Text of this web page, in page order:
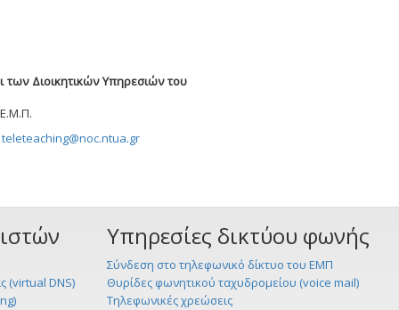
Διοικητικών Υπηρεσιών του
teleteaching@noc.ntua.gr
(virtual DNS)
Υπηρεσίες δικτύου φωνής
Σύνδεση στο τηλεφωνικό δίκτυο του ΕΜΠ
Θυρίδες φωνητικού ταχυδρομείου (voice mail)
Τηλεφωνικές χρεώσεις